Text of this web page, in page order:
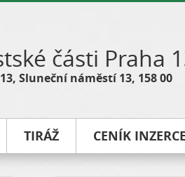
části Praha
Sluneční náměstí 13, 158 00
TIRÁŽ CENÍK INZERCE